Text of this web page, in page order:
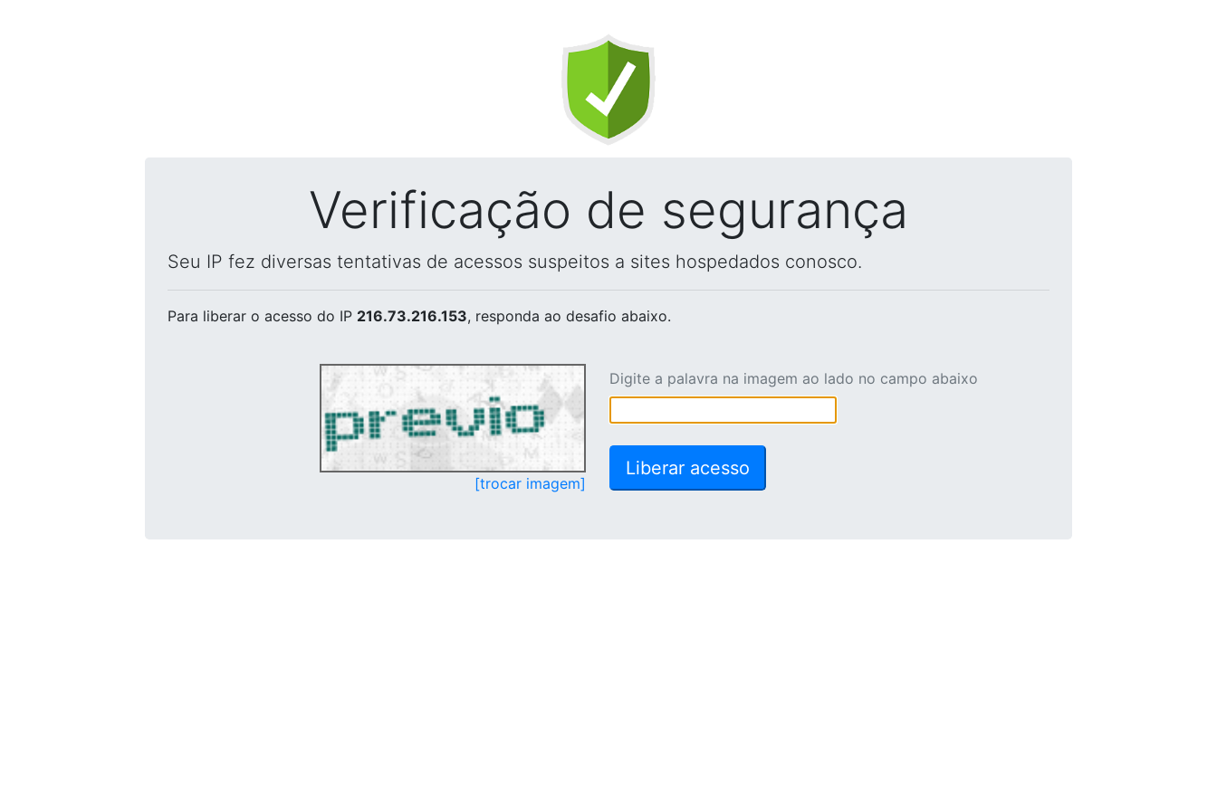
Verificação de segurança
Seu IP fez diversas tentativas de acessos suspeitos a sites hospedados conosco.
Para liberar o acesso do IP 216.73.216.153, responda ao desafio abaixo.
[trocar imagem]
Digite a palavra na imagem ao lado no campo abaixo